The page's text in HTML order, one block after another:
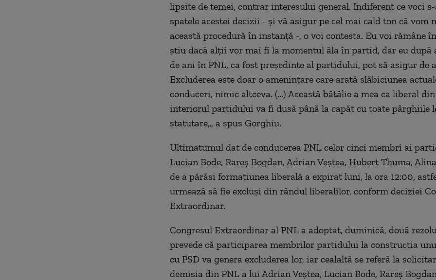
lipsite de temei, contrar interesului general. Indiferent ce voci
spatele acestei decizii - şi vă asigur pe cel mai cald ton că vom
această procedură în instanţă -, o voi contesta. Eu voi rămâne
ştiu dacă alţii vor mai fi la momentul ăla în partid, dar eu după
de ani în PNL, ca fost preşedinte al partidului, pot să asigur de
Excluderea este doar o ameninţare care arată slăbiciunea
conduceri, nimic altceva. (...) Această bătălie a mea ca liberal
interiorul partidului va fi dusă până la capăt cu toate pârghiile
statutare„, a spus Gorghiu.
Ultimatumul dat de conducerea PNL celor cinci membri ai
Lucian Bode, Rareş Bogdan, Adrian Veştea, Hubert Thuma,
de a părăsi formaţiunea liberală a expirat luni, la ora 12:00,
urmează să fie excluşi din rândul liberalilor, conform deciziei
Extraordinar.
Congresul Extraordinar al PNL a adoptat, duminică, două
prevede că participarea membrilor partidului la construcţia
cu PSD va genera excluderea lor, iar cealaltă se referă la
demisia din PNL a lui Adrian Veştea, Lucian Bode, Rareş